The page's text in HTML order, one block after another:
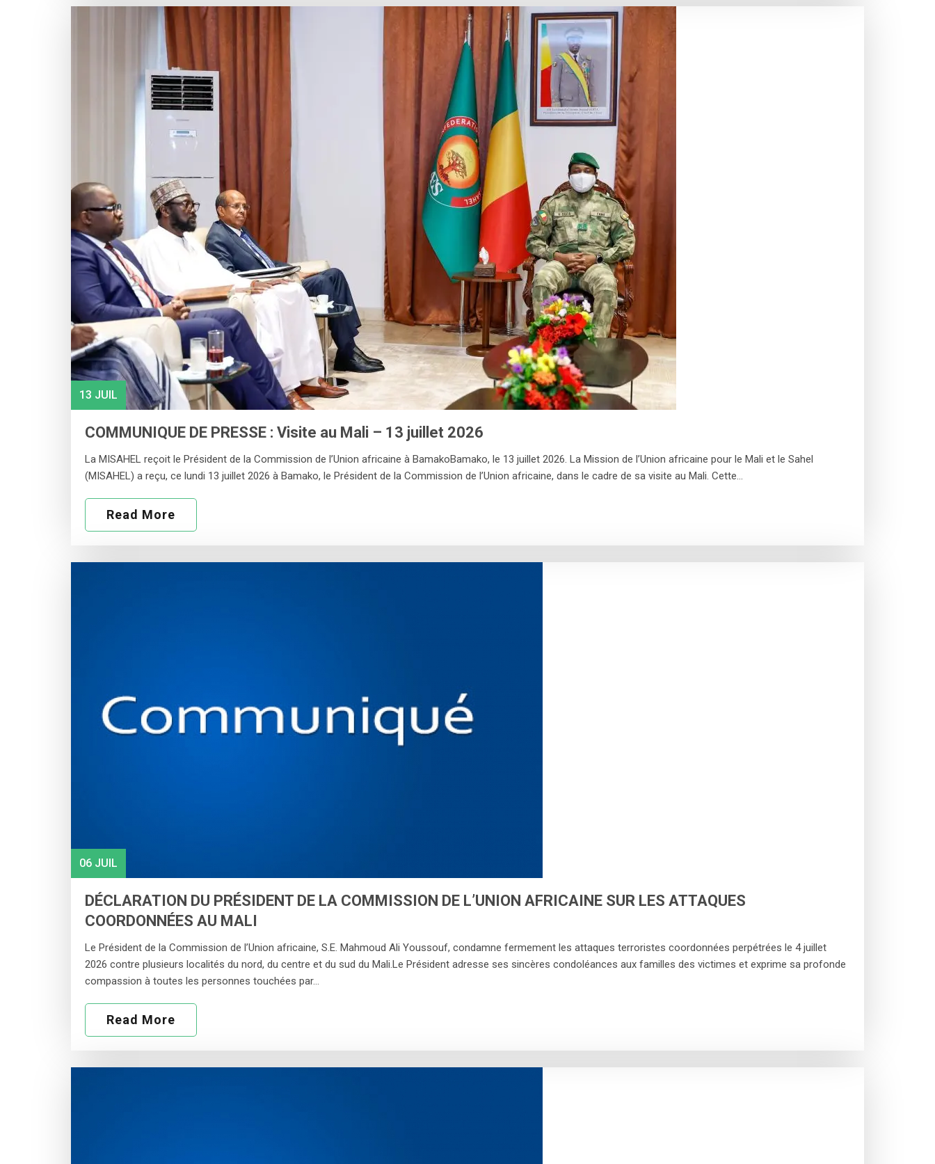
13 JUIL
COMMUNIQUE DE PRESSE : Visite au Mali – 13 juillet 2026
La MISAHEL reçoit le Président de la Commission de l’Union africaine à BamakoBamako, le 13 juillet 2026. La Mission de l’Union africaine pour le Mali et le Sahel
(MISAHEL) a reçu, ce lundi 13 juillet 2026 à Bamako, le Président de la Commission de l’Union africaine, dans le cadre de sa visite au Mali. Cette…
Read More
06 JUIL
DÉCLARATION DU PRÉSIDENT DE LA COMMISSION DE L’UNION AFRICAINE SUR LES ATTAQUES
COORDONNÉES AU MALI
Le Président de la Commission de l’Union africaine, S.E. Mahmoud Ali Youssouf, condamne fermement les attaques terroristes coordonnées perpétrées le 4 juillet
2026 contre plusieurs localités du nord, du centre et du sud du Mali.Le Président adresse ses sincères condoléances aux familles des victimes et exprime sa profonde
compassion à toutes les personnes touchées par…
Read More